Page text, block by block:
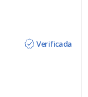
Verificada